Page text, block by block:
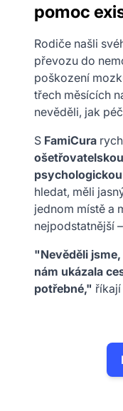
pomoc
Rodiče našli
převozu do
poškození
třech měsících
nevěděli, jak
S FamiCura
hledat, měli
jednom místě a
nejpodstatnější
"Nevěděli
nám ukázala
potřebné,"